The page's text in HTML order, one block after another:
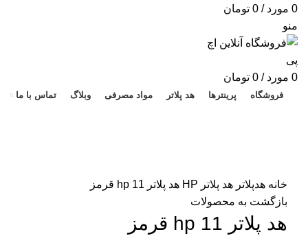
0 مورد /
0 تومان
منو
0 مورد /
0 تومان
فروشگاه پرینترها هد پلاتر مواد مصرفی وبلاگ تماس با ما
خانه هدپلاتر هد پلاتر HP
هد پلاتر 11 hp قرمز
بازگشت به محصولات
هد پلاتر 11 hp قرمز